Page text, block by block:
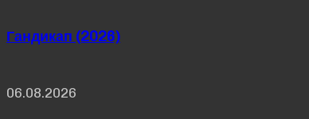
Гандикап (2026)
06.08.2026